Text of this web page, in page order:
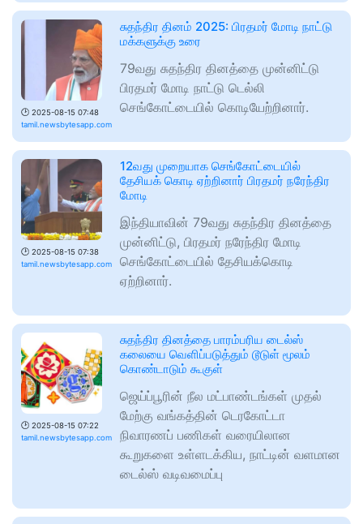
🕑 2025-08-15 07:48
tamil.newsbytesapp.com
சுதந்திர தினம் 2025: பிரதமர் மோடி நாட்டு
மக்களுக்கு உரை
79வது சுதந்திர தினத்தை முன்னிட்டு
பிரதமர் மோடி நாட்டு டெல்லி
செங்கோட்டையில் கொடியேற்றினார்.
🕑 2025-08-15 07:38
tamil.newsbytesapp.com
12வது முறையாக செங்கோட்டையில்
தேசியக் கொடி ஏற்றினார் பிரதமர் நரேந்திர
மோடி
இந்தியாவின் 79வது சுதந்திர தினத்தை
முன்னிட்டு, பிரதமர் நரேந்திர மோடி
செங்கோட்டையில் தேசியக்கொடி
ஏற்றினார்.
🕑 2025-08-15 07:22
tamil.newsbytesapp.com
சுதந்திர தினத்தை பாரம்பரிய டைல்ஸ்
கலையை வெளிப்படுத்தும் டூடுள் மூலம்
கொண்டாடும் கூகுள்
ஜெய்ப்பூரின் நீல மட்பாண்டங்கள் முதல்
மேற்கு வங்கத்தின் டெரகோட்டா
நிவாரணப் பணிகள் வரையிலான
கூறுகளை உள்ளடக்கிய, நாட்டின் வளமான
டைல்ஸ் வடிவமைப்பு